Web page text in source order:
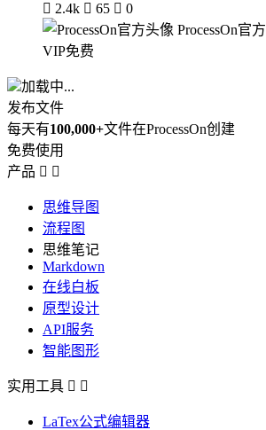
 2.4k  65  0
ProcessOn官方
VIP免费
加载中...
发布文件
每天有100,000+文件在ProcessOn创建
免费使用
产品  
思维导图
流程图
思维笔记
Markdown
在线白板
原型设计
API服务
智能图形
实用工具  
LaTex公式编辑器